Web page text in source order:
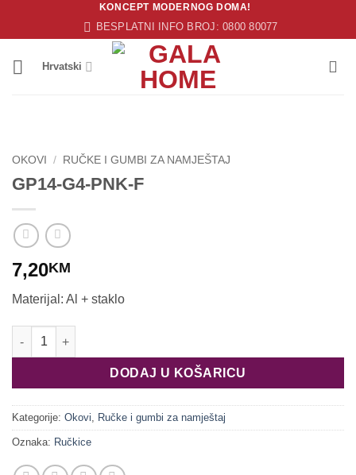
KONCEPT MODERNOG DOMA!
BESPLATNI INFO BROJ: 0800 80077
Hrvatski
OKOVI / RUČKE I GUMBI ZA NAMJEŠTAJ
GP14-G4-PNK-F
7,20KM
Materijal: Al + staklo
GP14-G4-PNK-F količina
DODAJ U KOŠARICU
Kategorije: Okovi, Ručke i gumbi za namještaj
Oznaka: Ručkice